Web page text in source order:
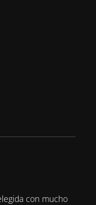
con mucho